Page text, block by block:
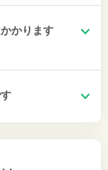
かります